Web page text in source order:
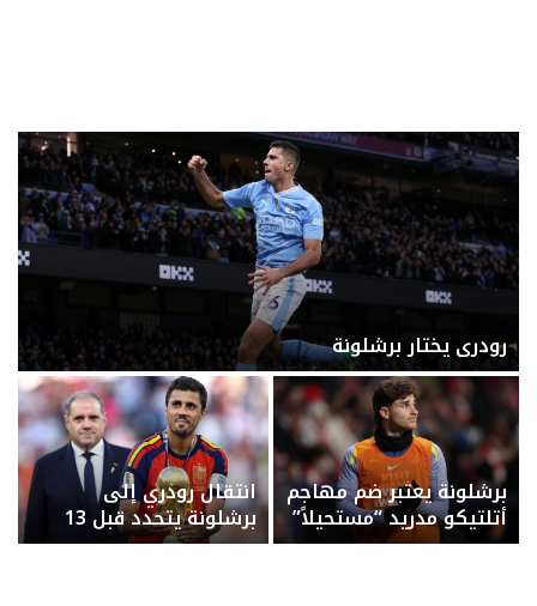
رودري يختار برشلونة
برشلونة يعتبر ضم مهاجم
أتلتيكو مدريد “مستحيلاً”
ويبحث عن بدائل
انتقال رودري إلى
برشلونة يتحدد قبل 13
أغسطس